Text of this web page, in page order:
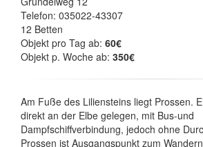
Telefon: 035022-43307
12 Betten
Objekt pro Tag ab: 60€
Objekt p. Woche ab: 350€
Am Fuße des Liliensteins liegt Prossen.
direkt an der Elbe gelegen, mit Bus-und
Dampfschiffverbindung, jedoch ohne
Prossen ist Ausgangspunkt zum